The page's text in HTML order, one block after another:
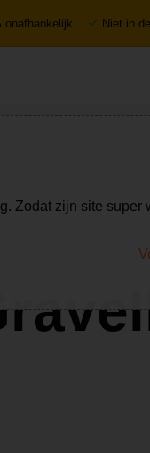
onafhankelijk Niet in
Zodat zijn site